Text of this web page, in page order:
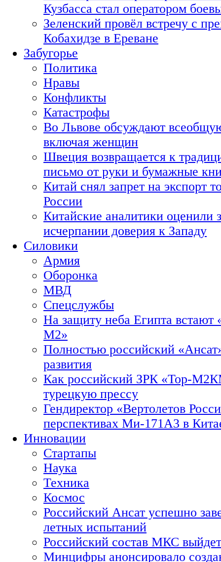
Кузбасса стал оператором
Зеленский провёл встречу с
Кобахидзе в Ереване
Забугорье
Политика
Нравы
Конфликты
Катастрофы
Во Львове обсуждают
включая женщин
Швеция возвращается к
письмо от руки и бумажные
Китай снял запрет на экспорт
России
Китайские аналитики оценили
исчерпании доверия к Западу
Силовики
Армия
Оборонка
МВД
Спецслужбы
На защиту неба Египта встают
М2»
Полностью российский
развития
Как российский ЗРК «Тор-
турецкую прессу
Гендиректор «Вертолетов
перспективах Ми-171А3 в
Инновации
Стартапы
Наука
Техника
Космос
Российский Ансат успешно
летных испытаний
Российский состав МКС
Минцифры анонсировало